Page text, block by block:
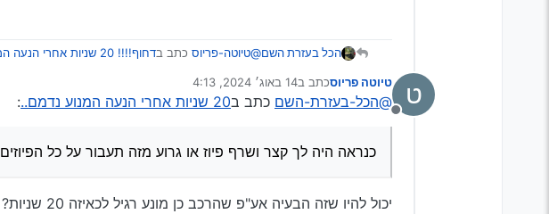
הכל בעזרת השם@טיוטה-פריוס כתב בדחוף!!!! 20 שניות אחרי הנעה המנוע נדמם..
@אני-אני-אניכתב בדחוף!!!! 20 שניות אחרי הנעה המנוע נדמם..
הייתי מנסה להוציא בטריה ל 10 דקות ולהחזיר
ט
מנותק
טיוטה פריוסכתב ב14 באוג׳ 2024, 4:13
נערך לאחרונה על ידי
@הכל-בעזרת-השם כתב ב20 שניות אחרי הנעה המנוע נדמם.. :
כנראה היה לך קצר ושרף פיוז או גרוע מזה תעבור על כל הפיוזים
יכול להיו שזה הבעיה אע"פ שהרכב כן מונע רגיל לכאיזה 20 שניות?